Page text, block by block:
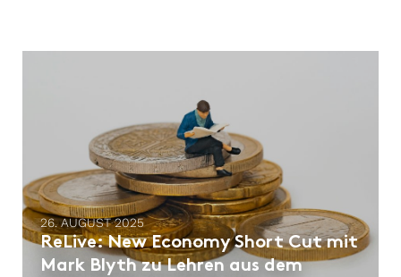
26. AUGUST 2025
ReLive: New Economy Short Cut mit
Mark Blyth zu Lehren aus dem